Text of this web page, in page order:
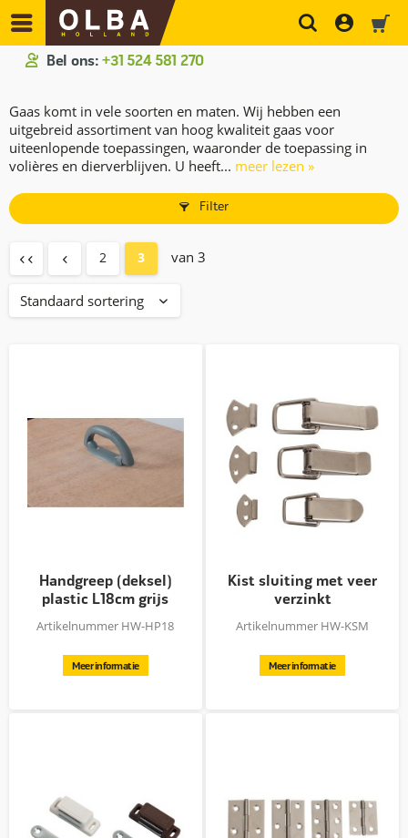
Bel ons: +31 524 581 270
Gaas komt in vele soorten en maten. Wij hebben een
uitgebreid assortiment van hoog kwaliteit gaas voor
uiteenlopende toepassingen, waaronder de toepassing in
volières en dierverblijven. U heeft... meer lezen »
Filter
2 3 van 3
Handgreep (deksel)
plastic L18cm grijs
Artikelnummer HW-HP18
Meer informatie
Kist sluiting met veer
verzinkt
Artikelnummer HW-KSM
Meer informatie